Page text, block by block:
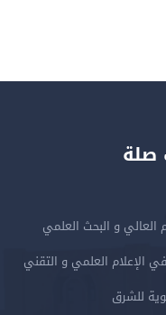
صلة
العالي و البحث العلمي
الإعلام العلمي و التقني
للشرق